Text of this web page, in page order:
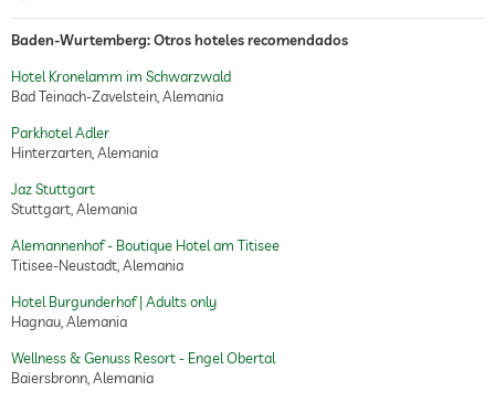
Baden-Wurtemberg: Otros hoteles recomendados
Hotel Kronelamm im Schwarzwald
Bad Teinach-Zavelstein, Alemania
Parkhotel Adler
Hinterzarten, Alemania
Jaz Stuttgart
Stuttgart, Alemania
Alemannenhof - Boutique Hotel am Titisee
Titisee-Neustadt, Alemania
Hotel Burgunderhof | Adults only
Hagnau, Alemania
Wellness & Genuss Resort - Engel Obertal
Baiersbronn, Alemania